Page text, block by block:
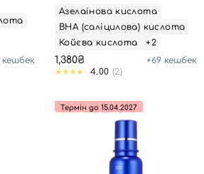
кешбек
TREATMENT
Азелаінова кислота
ВНА (саліцилова) кислота
Койєва кислота
+2
1,380₴ +69 кешбек
4.00 (2)
Термін до 15.04.2027
Реєстрація
для авторизації/реєстрації ви